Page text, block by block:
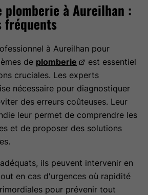
plomberie à Aureilhan :
fréquents
à Aureilhan pour
de plomberie
est essentiel
cruciales. Les experts
nécessaire pour diagnostiquer
des erreurs coûteuses. Leur
leur permet de comprendre les
et de proposer des solutions
ils peuvent intervenir en
en cas d'urgences où rapidité
pour prévenir tout